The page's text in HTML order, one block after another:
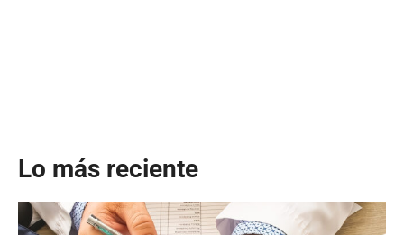
Lo más reciente